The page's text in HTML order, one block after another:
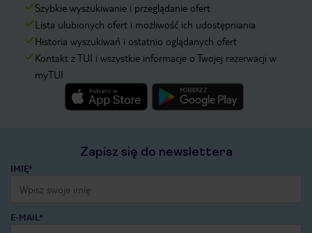
Szybkie wyszukiwanie i przeglądanie ofert
Lista ulubionych ofert i możliwość ich udostępniania
Historia wyszukiwań i ostatnio oglądanych ofert
Kontakt z TUI i wszystkie informacje o Twojej rezerwacji w
myTUI
Zapisz się do newslettera
IMIĘ*
E-MAIL*